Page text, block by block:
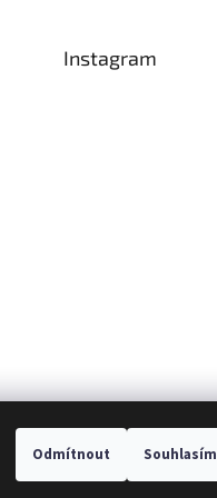
Odmítnout Souhlasím
Instagram